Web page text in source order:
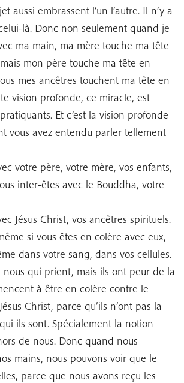
aussi embrassent l’un l’autre. Il n’y a
là. Donc non seulement quand je
ma main, ma mère touche ma tête
mon père touche ma tête en
mes ancêtres touchent ma tête en
vision profonde, ce miracle, est
Et c’est la vision profonde
vous avez entendu parler tellement
votre père, votre mère, vos enfants,
inter-êtes avec le Bouddha, votre
Jésus Christ, vos ancêtres spirituels.
si vous êtes en colère avec eux,
dans votre sang, dans vos cellules.
nous qui prient, mais ils ont peur de la
à être en colère contre le
Christ, parce qu’ils n’ont pas la
ils sont. Spécialement la notion
de nous. Donc quand nous
mains, nous pouvons voir que le
parce que nous avons reçu les